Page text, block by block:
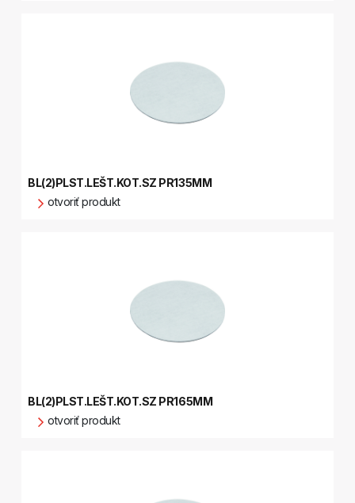
BL(2)PLST.LEŠT.KOT.SZ PR135MM
otvoriť produkt
BL(2)PLST.LEŠT.KOT.SZ PR165MM
otvoriť produkt